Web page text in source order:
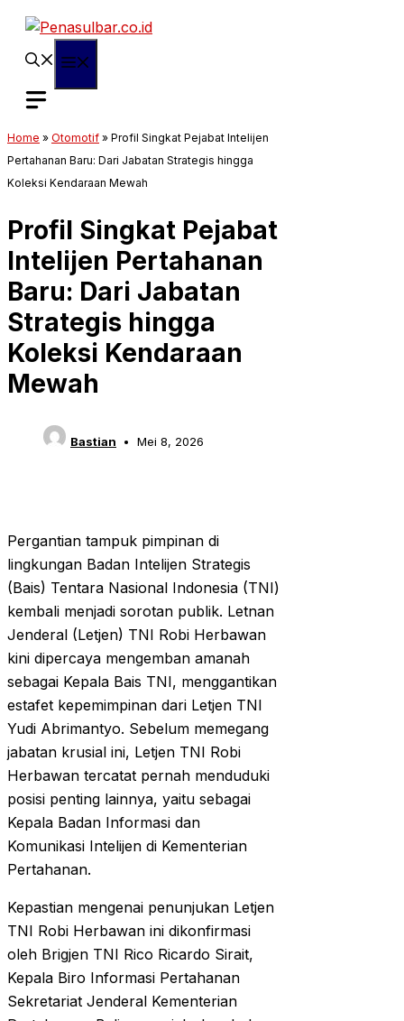
Langsung
Home » Otomotif » Profil Singkat Pejabat Intelijen
Pertahanan Baru: Dari Jabatan Strategis hingga
Koleksi Kendaraan Mewah
Profil Singkat Pejabat
Intelijen Pertahanan
Baru: Dari Jabatan
Strategis hingga
Koleksi Kendaraan
Mewah
Bastian Mei 8, 2026
Pergantian tampuk pimpinan di
lingkungan Badan Intelijen Strategis
(Bais) Tentara Nasional Indonesia (TNI)
kembali menjadi sorotan publik. Letnan
Jenderal (Letjen) TNI Robi Herbawan
kini dipercaya mengemban amanah
sebagai Kepala Bais TNI, menggantikan
estafet kepemimpinan dari Letjen TNI
Yudi Abrimantyo. Sebelum memegang
jabatan krusial ini, Letjen TNI Robi
Herbawan tercatat pernah menduduki
posisi penting lainnya, yaitu sebagai
Kepala Badan Informasi dan
Komunikasi Intelijen di Kementerian
Pertahanan.
Kepastian mengenai penunjukan Letjen
TNI Robi Herbawan ini dikonfirmasi
oleh Brigjen TNI Rico Ricardo Sirait,
Kepala Biro Informasi Pertahanan
Sekretariat Jenderal Kementerian